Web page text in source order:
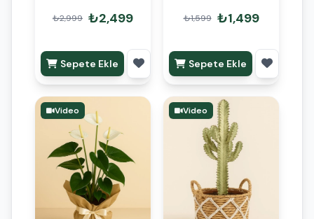
Madagaskar
Palmiyesi 100cm
₺2,999 ₺2,499
Sepete Ekle
Çiçeği
₺1,599 ₺1,499
Sepete Ekle
Video Video